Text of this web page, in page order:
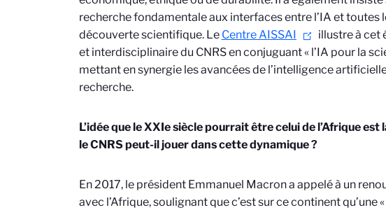
recherche fondamentale aux interfaces entre l’IA et toutes
découverte scientifique. Le Centre AISSAI
illustre à cet
et interdisciplinaire du CNRS en conjuguant « l’IA pour la
mettant en synergie les avancées de l’intelligence
recherche.
L’idée que le XXIe siècle pourrait être celui de l’Afrique
le CNRS peut-il jouer dans cette dynamique ?
En 2017, le président Emmanuel Macron a appelé à un
avec l’Afrique, soulignant que c’est sur ce continent qu’une